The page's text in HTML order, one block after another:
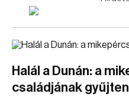
Halál a Dunán: a
családjának